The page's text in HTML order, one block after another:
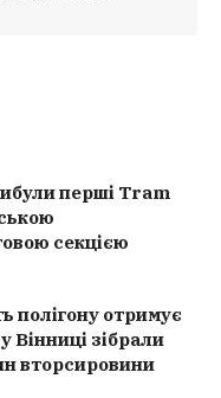
перші Tram
секцією
полігону отримує
Вінниці зібрали
вторсировини